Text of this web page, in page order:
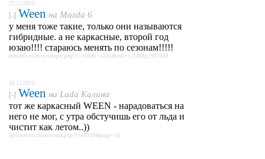
27.12.2013
[-] Ween на Mazda 6
у меня тоже такие, только они называются
гибридные. а не каркасные, второй год
юзаю!!!! стараюсь менять по сезонам!!!!!
mazda6.ru/m/viewtopic.php?f=106&t=4501&start=1100#p2902938
26.12.2013
[-] Ween на Lada Калина
тот же каркасный WEEN - нарадоваться на
него не мог, с утра обстучишь его от льда и
чистит как летом..))
lkforum.ru/showthread.php?t=58749&page=16